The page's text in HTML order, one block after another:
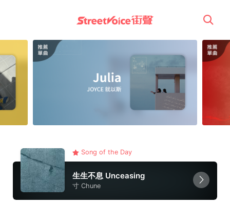
Song of the Day
生生不息 Unceasing
寸 Chune